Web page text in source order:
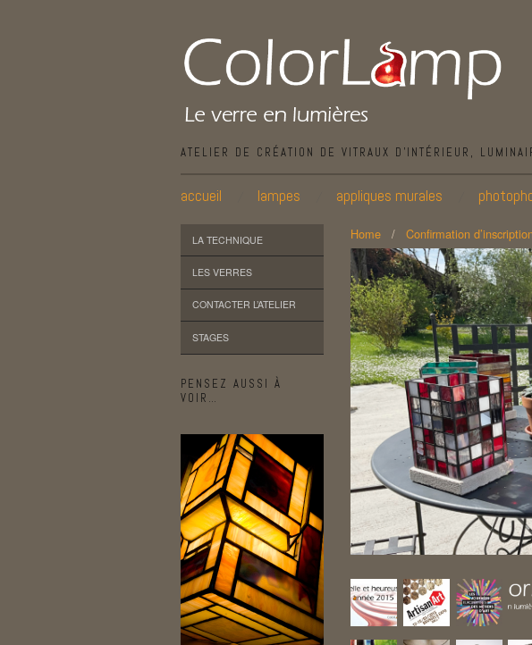
ATELIER DE CRÉATION DE VITRAUX D’INTÉRIEUR,
accueil lampes appliques murales
LA TECHNIQUE
LES VERRES
CONTACTER L’ATELIER
STAGES
PENSEZ AUSSI À
VOIR…
Home / Confirmation